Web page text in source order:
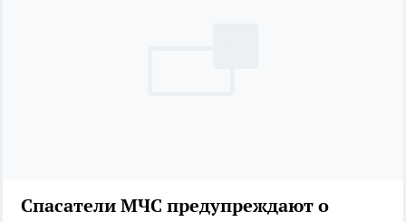
Спасатели МЧС предупреждают о